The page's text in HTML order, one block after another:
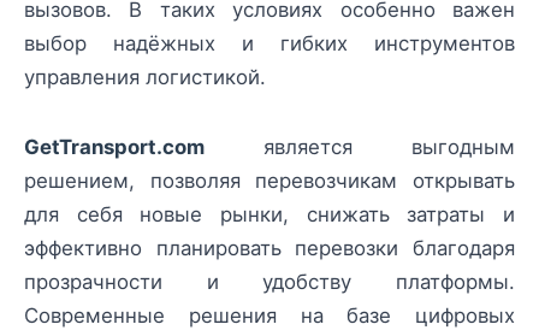
вызовов. В таких условиях особенно важен
выбор надёжных и гибких инструментов
управления логистикой.
GetTransport.com является выгодным
решением, позволяя перевозчикам открывать
для себя новые рынки, снижать затраты и
эффективно планировать перевозки благодаря
прозрачности и удобству платформы.
Современные решения на базе цифровых